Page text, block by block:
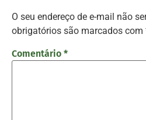
O seu endereço de e-mail não
obrigatórios são marcados com
Comentário *